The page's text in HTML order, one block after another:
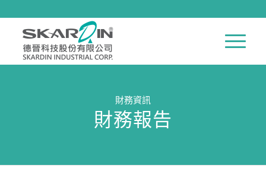
財務資訊
財務報告